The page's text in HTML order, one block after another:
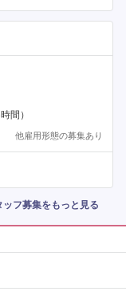
間）
他雇用形態の募集あり
ッフ募集をもっと見る